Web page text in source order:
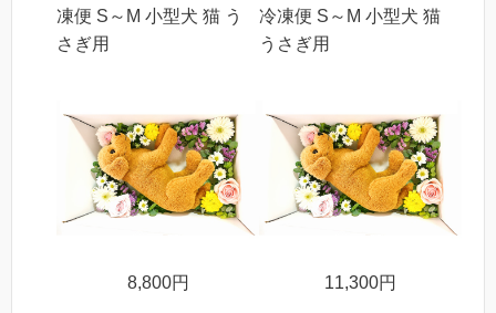
凍便 S～M 小型犬 猫 う
さぎ用
8,800円
冷凍便 S～M 小型犬 猫
うさぎ用
11,300円